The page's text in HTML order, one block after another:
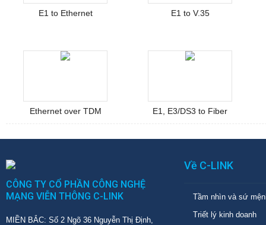
E1 to Ethernet E1 to V.35
Ethernet over TDM E1, E3/DS3 to Fiber
CÔNG TY CỔ PHẦN CÔNG NGHỆ
MẠNG VIỄN THÔNG C-LINK
MIỀN BẮC: Số 2 Ngõ 36 Nguyễn Thị Định,
Về C-LINK
Tầm nhìn và sứ
Triết lý kinh doanh